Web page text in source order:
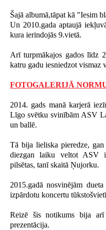
Šajā albumā,tāpat kā "Iesim
Un 2010.gada aptaujā
kura ierindojās 9.vietā.
Arī turpmākajos gados līdz
katru gadu iesniedzot vismaz
FOTOGALERIJĀ
2014. gads manā karjerā
Līgo svētku svinībām ASV
un ballē.
Tā bija lieliska pieredze,
diezgan laiku veltot ASV
pilsētas, tanī skaitā Ņujorku.
2015.gadā nosvinējām
izpārdotu koncertu
Reizē šis notikums bija
prezentācija.